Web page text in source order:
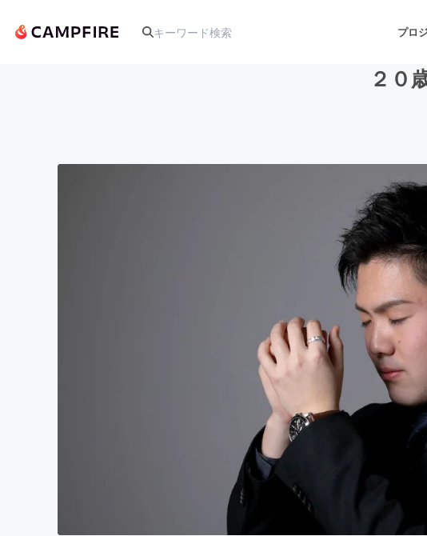
プロ
音楽
ゲーム・
書籍・雑
チャレンジ
まちづくり・地域活性化
２０